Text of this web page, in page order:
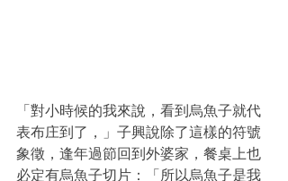
「對小時候的我來說，看到烏魚子就代
表布庄到了，」子興說除了這樣的符號
象徵，逢年過節回到外婆家，餐桌上也
必定有烏魚子切片：「所以烏魚子是我